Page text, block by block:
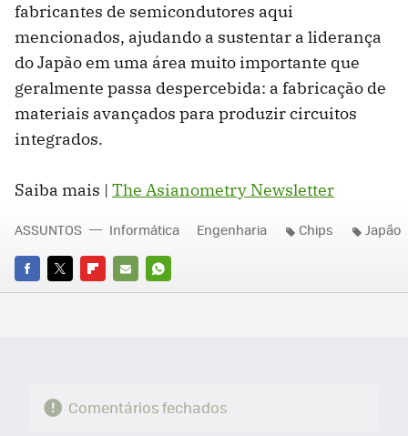
fabricantes de semicondutores aqui
mencionados, ajudando a sustentar a liderança
do Japão em uma área muito importante que
geralmente passa despercebida: a fabricação de
materiais avançados para produzir circuitos
integrados.
Saiba mais | The Asianometry Newsletter
FACEBOOK
TWITTERFLIPBOARD
E-
WHATSAPP
ASSUNTOS Informática Engenharia Chips Japão
Comentários fechados